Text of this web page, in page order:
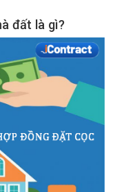
đất là gì?